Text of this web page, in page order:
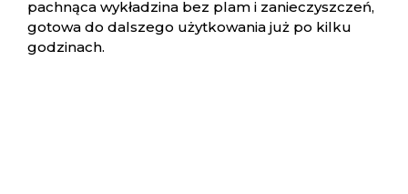
pachnąca wykładzina bez plam i zanieczyszczeń,
gotowa do dalszego użytkowania już po kilku
godzinach.